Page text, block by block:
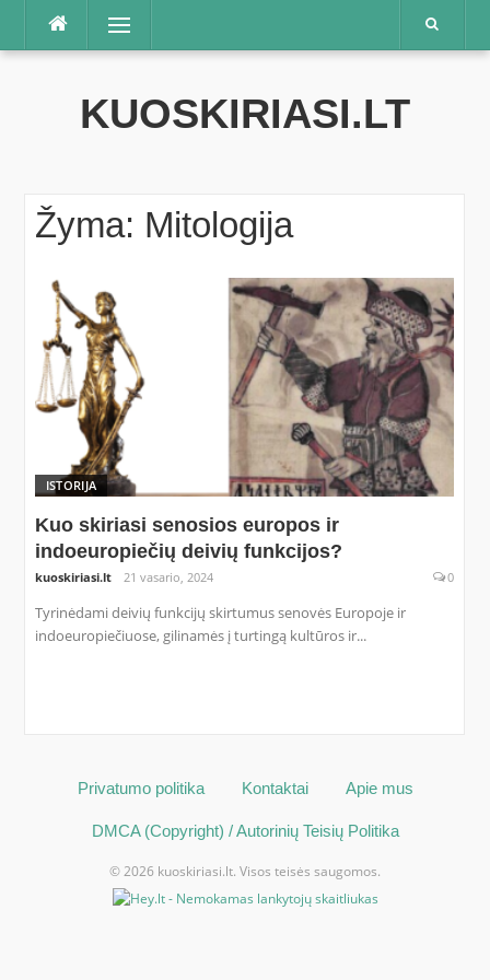
Praleisti
Meniu
KUOSKIRIASI.LT
Žyma: Mitologija
ISTORIJA
Kuo skiriasi senosios europos ir
indoeuropiečių deivių funkcijos?
kuoskiriasi.lt 21 vasario, 2024 0
Tyrinėdami deivių funkcijų skirtumus senovės Europoje ir
indoeuropiečiuose, gilinamės į turtingą kultūros ir...
Privatumo politika Kontaktai Apie mus
DMCA (Copyright) / Autorinių Teisių Politika
© 2026 kuoskiriasi.lt. Visos teisės saugomos.